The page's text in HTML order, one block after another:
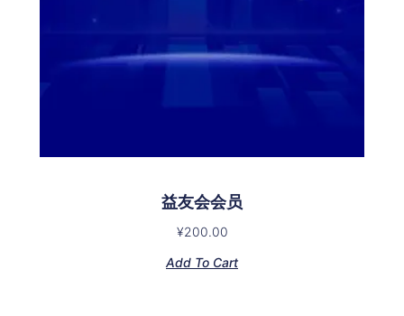
益友会会员
¥200.00
Add To Cart